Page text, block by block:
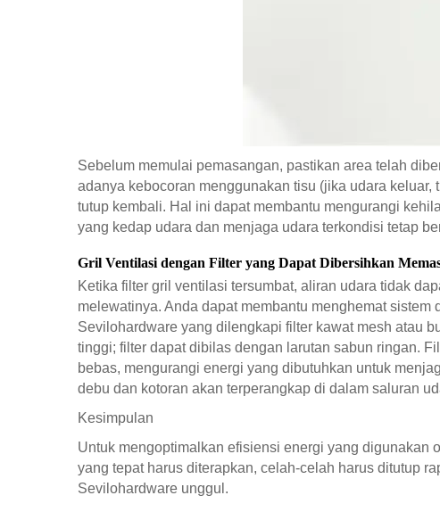
Sebelum memulai pemasangan, pastikan area telah
adanya kebocoran menggunakan tisu (jika udara
tutup kembali. Hal ini dapat membantu mengurangi
yang kedap udara dan menjaga udara terkondisi tetap
Gril Ventilasi dengan Filter yang Dapat Dibersihkan
Ketika filter gril ventilasi tersumbat, aliran udara tidak
melewatinya. Anda dapat membantu menghemat
Sevilohardware yang dilengkapi filter kawat mesh atau
tinggi; filter dapat dibilas dengan larutan sabun ringan.
bebas, mengurangi energi yang dibutuhkan untuk
debu dan kotoran akan terperangkap di dalam saluran
Kesimpulan
Untuk mengoptimalkan efisiensi energi yang digunakan
yang tepat harus diterapkan, celah-celah harus ditutup
Sevilohardware unggul.